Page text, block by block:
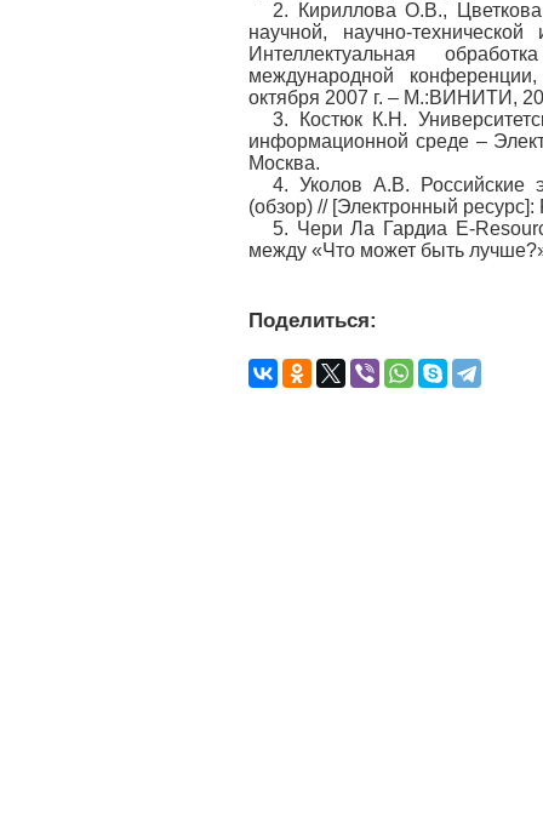
2. Кириллова О.В.,
научной, научно-
Интеллектуальная
международной
октября 2007 г. – М.:ВИНИТИ,
3. Костюк К.Н.
информационной среде –
Москва.
4. Уколов А.В. Российские
(обзор) // [Электронный
5. Чери Ла Гардиа E-
между «Что может быть
Поделиться: